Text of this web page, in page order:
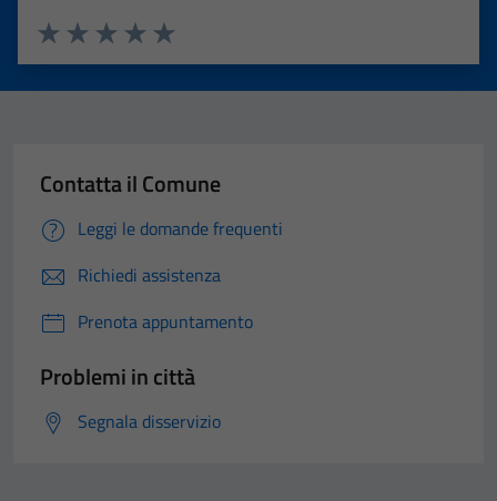
Valuta 5 stelle su 5
Valuta 4 stelle su 5
Valuta 3 stelle su 5
Valuta 2 stelle su 5
Valuta 1 stelle su 5
Contatta il Comune
Leggi le domande frequenti
Richiedi assistenza
Prenota appuntamento
Problemi in città
Segnala disservizio